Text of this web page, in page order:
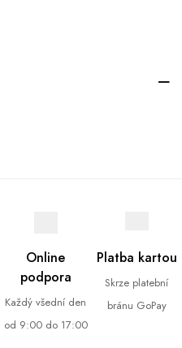
Online
podpora
Každý všední den
od 9:00 do 17:00
Platba kartou
Skrze platební
bránu GoPay